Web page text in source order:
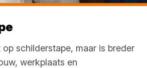
schilderstape, maar is breder
werkplaats en